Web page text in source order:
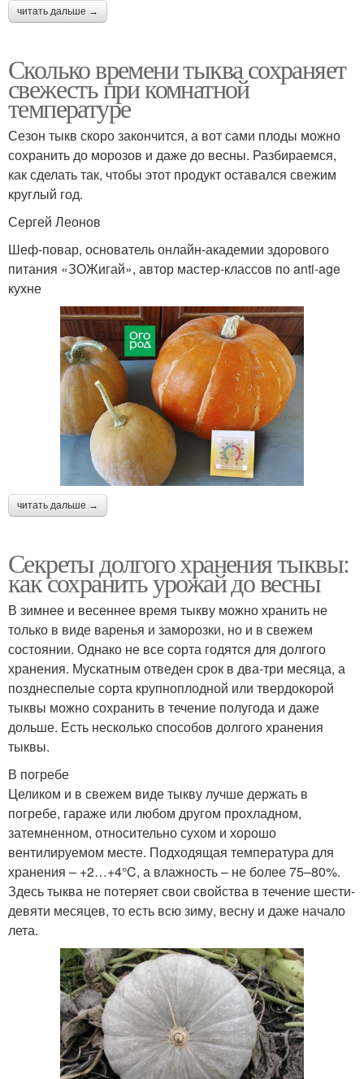
читать дальше →
Сколько времени тыква сохраняет
свежесть при комнатной
температуре
Сезон тыкв скоро закончится, а вот сами плоды можно
сохранить до морозов и даже до весны. Разбираемся,
как сделать так, чтобы этот продукт оставался свежим
круглый год.
Сергей Леонов
Шеф-повар, основатель онлайн-академии здорового
питания «ЗОЖигай», автор мастер-классов по anti-age
кухне
читать дальше →
Секреты долгого хранения тыквы:
как сохранить урожай до весны
В зимнее и весеннее время тыкву можно хранить не
только в виде варенья и заморозки, но и в свежем
состоянии. Однако не все сорта годятся для долгого
хранения. Мускатным отведен срок в два-три месяца, а
позднеспелые сорта крупноплодной или твердокорой
тыквы можно сохранить в течение полугода и даже
дольше. Есть несколько способов долгого хранения
тыквы.
В погребе
Целиком и в свежем виде тыкву лучше держать в
погребе, гараже или любом другом прохладном,
затемненном, относительно сухом и хорошо
вентилируемом месте. Подходящая температура для
хранения – +2…+4°C, а влажность – не более 75–80%.
Здесь тыква не потеряет свои свойства в течение шести-
девяти месяцев, то есть всю зиму, весну и даже начало
лета.